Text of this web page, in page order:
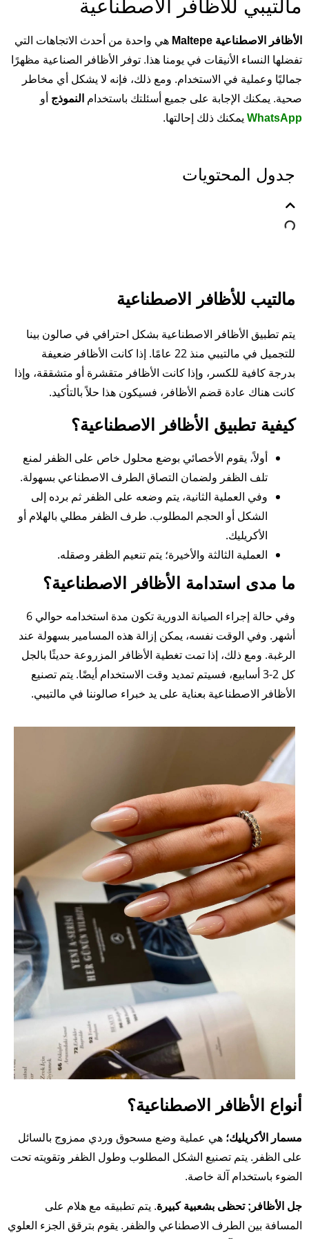
مالتيبي للأظافر الاصطناعية
الأظافر الاصطناعية Maltepe
هي واحدة من أحدث الاتجاهات التي
تفضلها النساء الأنيقات في يومنا هذا. توفر الأظافر الصناعية مظهرًا
جماليًا وعملية في الاستخدام. ومع ذلك، فإنه لا يشكل أي مخاطر
صحية. يمكنك الإجابة على جميع أسئلتك باستخدام النموذج أو
WhatsApp يمكنك ذلك إحالتها.
جدول المحتويات
مالتيب للأظافر الاصطناعية
يتم تطبيق الأظافر الاصطناعية بشكل احترافي في صالون بينا
للتجميل في مالتيبي منذ 22 عامًا. إذا كانت الأظافر ضعيفة
بدرجة كافية للكسر، وإذا كانت الأظافر متقشرة أو متشققة، وإذا
كانت هناك عادة قضم الأظافر، فسيكون هذا حلاً بالتأكيد.
كيفية تطبيق الأظافر الاصطناعية؟
أولاً، يقوم الأخصائي بوضع محلول خاص على الظفر لمنع
تلف الظفر ولضمان التصاق الطرف الاصطناعي بسهولة.
وفي العملية الثانية، يتم وضعه على الظفر ثم برده إلى
الشكل أو الحجم المطلوب. طرف الظفر مطلي بالهلام أو
الأكريليك.
العملية الثالثة والأخيرة؛ يتم تنعيم الظفر وصقله.
ما مدى استدامة الأظافر الاصطناعية؟
وفي حالة إجراء الصيانة الدورية تكون مدة استخدامه حوالي 6
أشهر. وفي الوقت نفسه، يمكن إزالة هذه المسامير بسهولة عند
الرغبة. ومع ذلك، إذا تمت تغطية الأظافر المزروعة حديثًا بالجل
كل 2-3 أسابيع، فسيتم تمديد وقت الاستخدام أيضًا. يتم تصنيع
الأظافر الاصطناعية بعناية على يد خبراء صالوننا في مالتيبي.
أنواع الأظافر الاصطناعية؟
مسمار الأكريليك؛ هي عملية وضع مسحوق وردي ممزوج بالسائل
على الظفر. يتم تصنيع الشكل المطلوب وطول الظفر وتقويته تحت
الضوء باستخدام آلة خاصة.
جل الأظافر;تحظى بشعبية كبيرة. يتم تطبيقه مع هلام على
المسافة بين الطرف الاصطناعي والظفر. يقوم بترقق الجزء العلوي